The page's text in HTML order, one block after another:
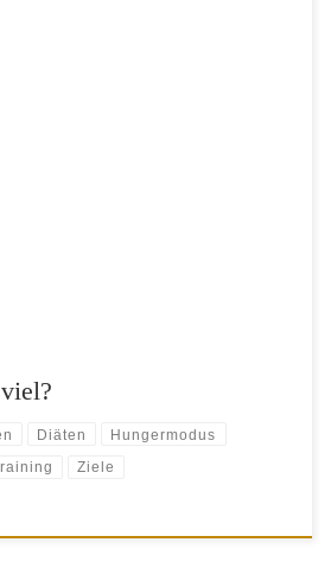
Diäten Hungermodus
Ziele